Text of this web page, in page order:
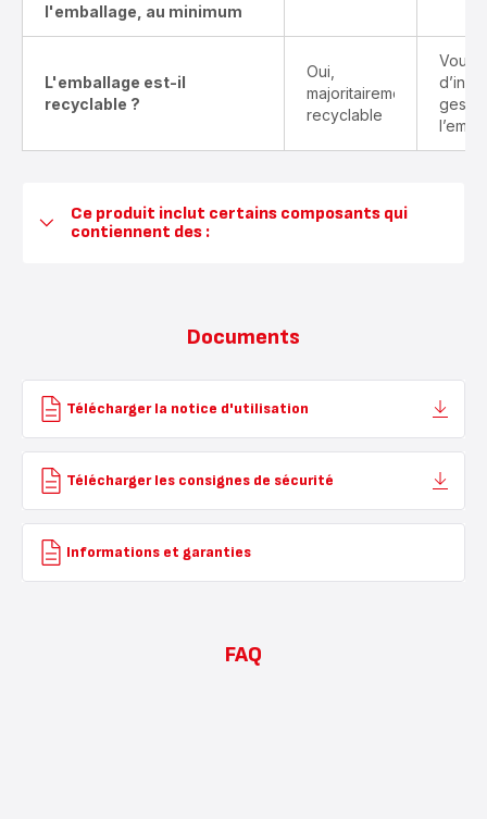
l'emballage, au minimum
L'emballage est-il
recyclable ?
Oui,
majoritairement
recyclable
Vous
Ce produit inclut certains composants qui
contiennent des :
Documents
Télécharger la notice d'utilisation
Télécharger les consignes de sécurité
Informations et garanties
FAQ